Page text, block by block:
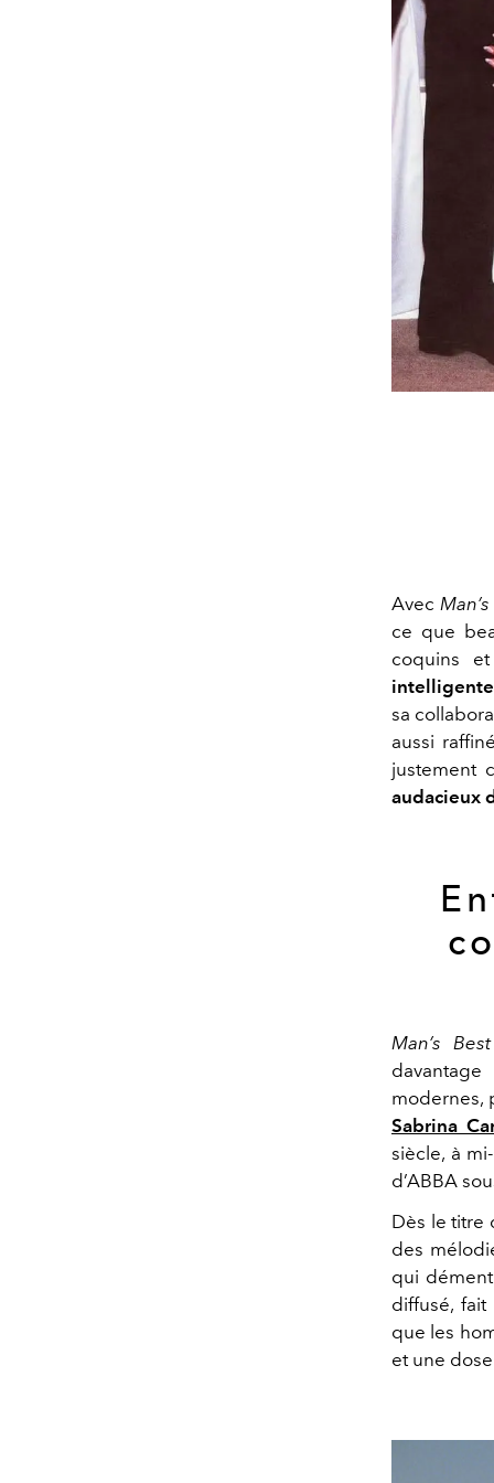
Avec
ce que
coquins
sa
aussi
justement
audacieux
Man’s
modernes,
Sabrina
siècle, à
d’ABBA
Dès le titre
des
qui
diffusé,
que les
et une